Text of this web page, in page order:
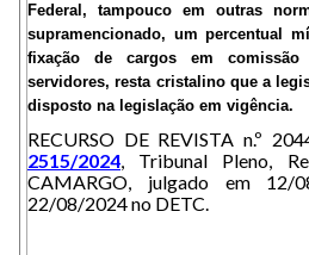
Federal, tampouco em outras
supramencionado, um percentual
fixação de cargos em
servidores,resta cristalino que a
disposto na legislação em vigência.
RECURSO DE REVISTA n.º
2515/2024 , Tribunal Pleno,
CAMARGO, julgado em 12/
22/08/2024 no DETC.